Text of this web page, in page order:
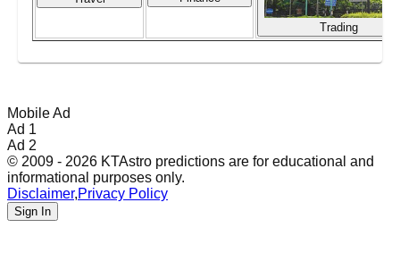
Trading
Mobile Ad
Ad 1
Ad 2
© 2009 - 2026 KTAstro predictions are for educational and
informational purposes only.
Disclaimer,Privacy Policy
Sign In